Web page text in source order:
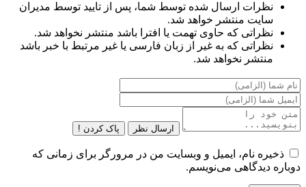
نظرات ارسال شده توسط شما، پس از تایید توسط مدیران
سایت منتشر خواهد شد.
نظراتی که حاوی تهمت یا افترا باشد منتشر نخواهد شد.
نظراتی که به غیر از زبان فارسی یا غیر مرتبط با خبر باشد
منتشر نخواهد شد.
ارسال نظر پاک کردن !
ذخیره نام، ایمیل و وبسایت من در مرورگر برای زمانی که
دوباره دیدگاهی می‌نویسم.